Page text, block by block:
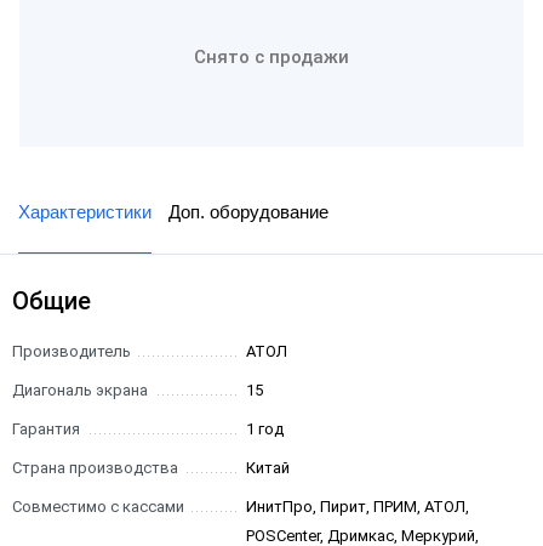
Снято с продажи
Характеристики Доп. оборудование
Общие
Производитель АТОЛ
Диагональ экрана 15
Гарантия 1 год
Страна производства Китай
Совместимо с кассами
ИнитПро, Пирит, ПРИМ, АТОЛ,
POSCenter, Дримкас, Меркурий,